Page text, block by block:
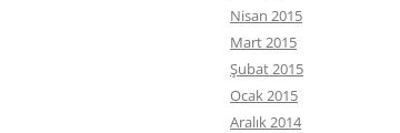
Nisan 2015
Mart 2015
Şubat 2015
Ocak 2015
Aralık 2014